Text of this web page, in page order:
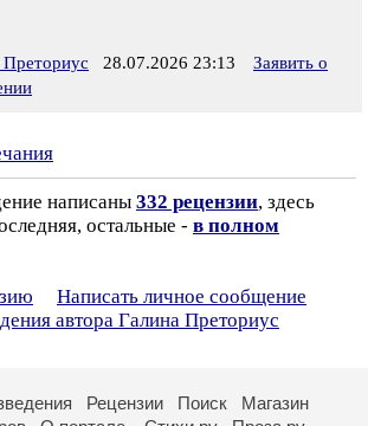
Преториус 28.07.2026 23:13
Заявить о
написаны 332 рецензии, здесь
остальные - в полном
Написать личное сообщение
автора Галина Преториус
Рецензии Поиск
Магазин